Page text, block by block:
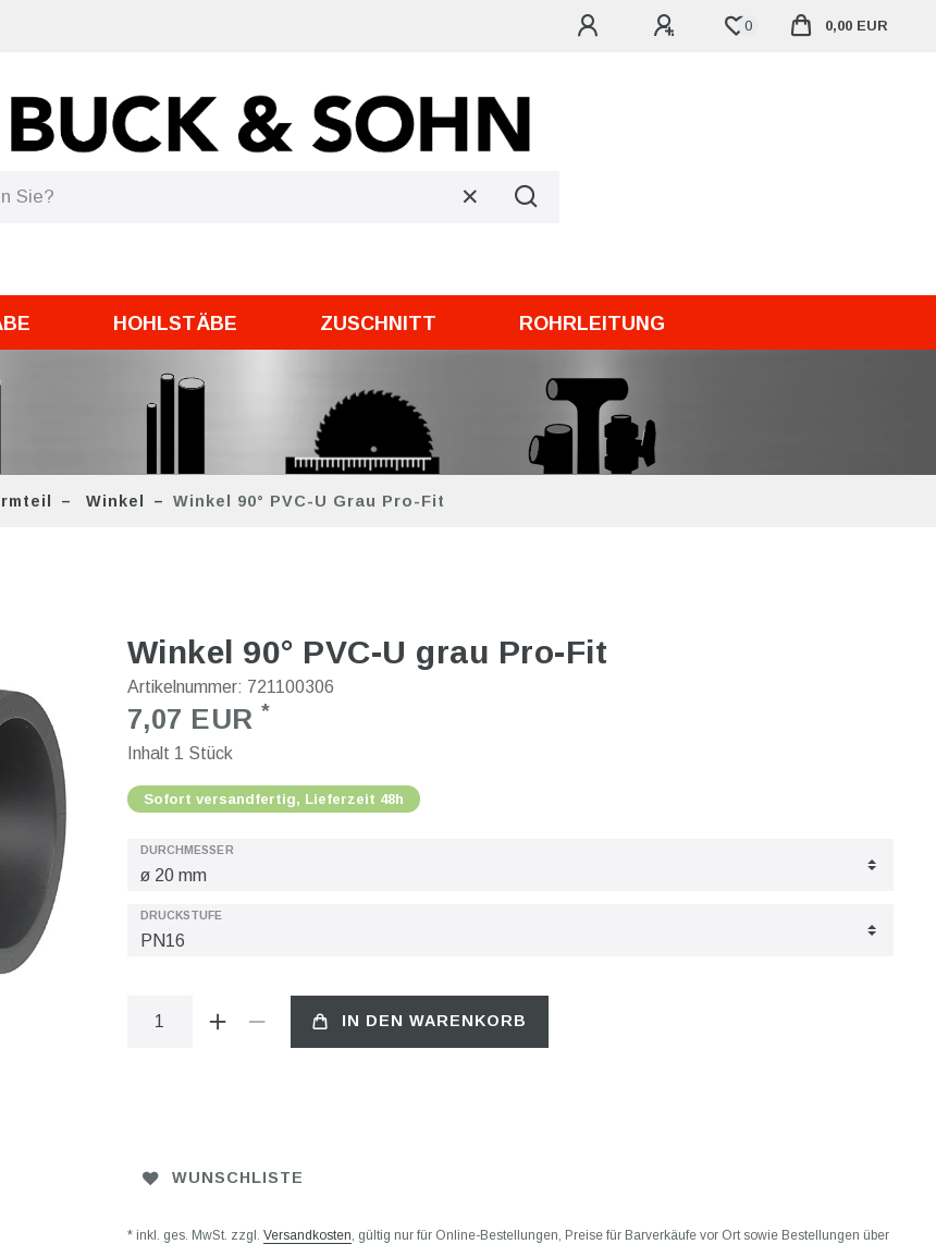
0 0,00 EUR
HOHLSTÄBE ZUSCHNITT ROHRLEITUNG
Winkel Winkel 90° PVC-U Grau Pro-Fit
Winkel 90° PVC-U grau Pro-Fit
Artikelnummer: 721100306
7,07 EUR *
Inhalt 1 Stück
Sofort versandfertig, Lieferzeit 48h
DURCHMESSER
DRUCKSTUFE
IN DEN WARENKORB
WUNSCHLISTE
* inkl. ges. MwSt. zzgl. Versandkosten, gültig nur für Online-Bestellungen, Preise für Barverkäufe vor Ort sowie Bestellungen über